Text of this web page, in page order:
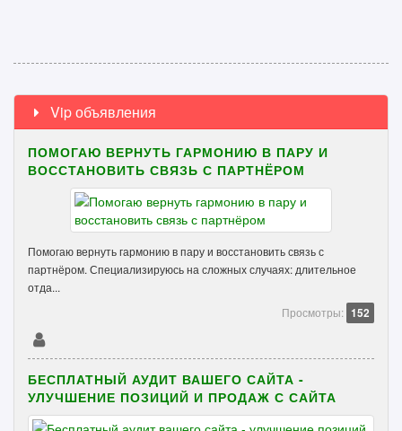
Vip объявления
ПОМОГАЮ ВЕРНУТЬ ГАРМОНИЮ В ПАРУ И
ВОССТАНОВИТЬ СВЯЗЬ С ПАРТНЁРОМ
Помогаю вернуть гармонию в пару и восстановить связь с
партнёром. Специализируюсь на сложных случаях: длительное
отда...
Просмотры: 152
БЕСПЛАТНЫЙ АУДИТ ВАШЕГО САЙТА -
УЛУЧШЕНИЕ ПОЗИЦИЙ И ПРОДАЖ С САЙТА